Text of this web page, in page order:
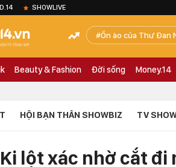
SHOWLIVE
Ồn ào của Thư Đan
Beauty & Fashion Đời sống Money.14
HỘI BẠN THÂN SHOWBIZ TV
lột xác nhờ cắt đi